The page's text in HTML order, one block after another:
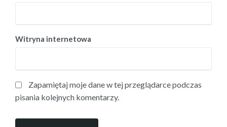
Witryna internetowa
Zapamiętaj moje dane w tej przeglądarce podczas
pisania kolejnych komentarzy.